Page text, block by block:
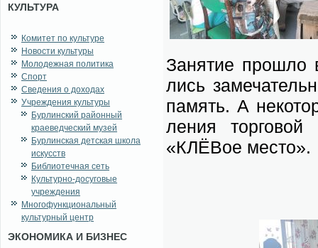
КУЛЬТУРА
Комитет по культуре
Новости культуры
Молодежная политика
Спорт
Сведения о доходах
Учреждения культуры
Бурлинский районный
краеведческий музей
Бурлинская детская школа
искусств
Библиотечная сеть
Культурно-досуговые
учреждения
Многофункциональный
культурный центр
ЭКОНОМИКА И БИЗНЕС
За­ня­тие про­шло
лись
па­мять. А
ле­ния тор­го­вой
«КЛЁВое ме­сто».